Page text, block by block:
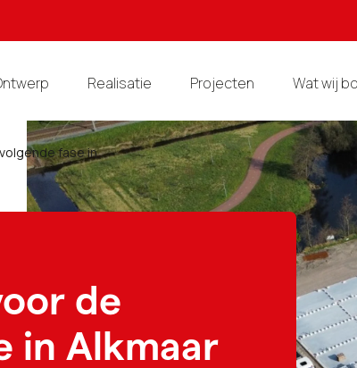
Realisatie Projecten Wat wij
fase in
de
in Alkmaar